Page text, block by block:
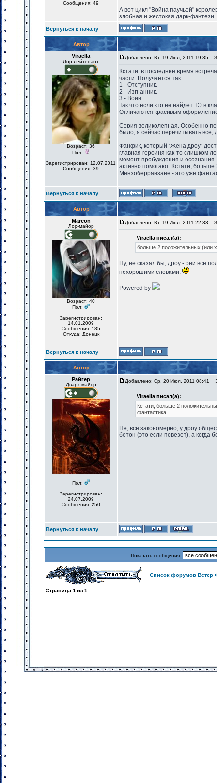
Сообщения: 49
А вот цикл "Война паучьей"
злобная и жестокая дарк-
Вернуться к началу
Автор
Viraella
Лор-лейтенант
Возраст: 36
Пол:
Зарегистрирован: 12.07.2011
Сообщения: 39
Добавлено: Вт, 19 Июл, 2011 19:35
Кстати, в последнее время
части. Получается так:
1 - Отступник.
2 - Изгнанник.
3 - Воин.
Так что если кто не найдет ТЭ в
Отличаются красивым
Серия великолепная. Особенно
было, а сейчас перечитывать все,
Фанфик, который "Жена дроу"
главная героиня как-то слишком
момент пробуждения и
активно помогают. Кстати,
Мензоберранзане - это уже
Вернуться к началу
Автор
Marcon
Лор-майор
Возраст: 40
Пол:
Зарегистрирован:
14.01.2009
Сообщения: 185
Откуда: Донецк
Добавлено: Вт, 19 Июл, 2011 22:33
Viraella писал(а):
больше 2 положительных (или
Ну, не сказал бы, дроу - они все
нехорошими словами.
Powered by
Вернуться к началу
Автор
Райгер
Дварх-майор
Пол:
Зарегистрирован:
24.07.2009
Сообщения: 250
Добавлено: Ср, 20 Июл, 2011 08:41
Viraella писал(а):
Кстати, больше 2
фантастика.
Не, все закономерно, у дроу
бетон (это если повезет), а когда
Вернуться к началу
Показать сообщения:
Список форумов Ветер
Страница 1 из 1